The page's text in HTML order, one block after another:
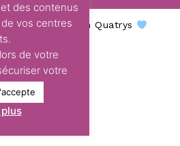
- Une création Quatrys
des contenus
vos centres
de votre
votre